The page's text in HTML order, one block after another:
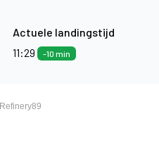
Actuele landingstijd
11:29
-10 min